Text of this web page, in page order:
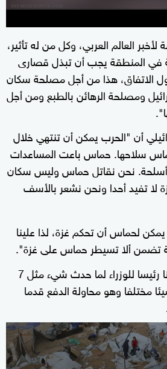
العالم العربي، وكل من له تأثير،
في المنطقة يجب أن تبذل قصارى
الاتفاق، هذا من أجل مصلحة سكان
ومصلحة الرهائن بالطبع ومن أجل
أن "الحرب يمكن أن تنتهي خلال
سلاحها. حماس باعت المساعدات
أسلحة. نحن نقاتل حماس وليس سكان
لا تفيد أحدا ونحن نشعر بالأسف
لحماس أن تحكم غزة، لذا علينا
تضمن ألا تسيطر حماس على غزة".
وأردف قائلا: "لو كنت أنا رئيسا للوزراء لما حدث شيء مثل 7
مختلفا وهو محاولة الدفع قدما
0
seconds
of